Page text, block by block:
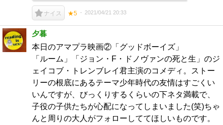
ナイス ★5 2021/04/21 20:33
夕暮
本日のアマプラ映画②「グッドボーイズ」
「ルーム」「ジョン・F・ドノヴァンの死と生」のジ
ェイコブ・トレンブレイ君主演のコメディ。ストー
リーの根底にあるテーマ少年時代の友情はすごくい
いんですが、びっくりするくらいの下ネタ満載で、
子役の子供たちが心配になってしまいました(笑)ちゃ
んと周りの大人がフォローしててほしいものです。